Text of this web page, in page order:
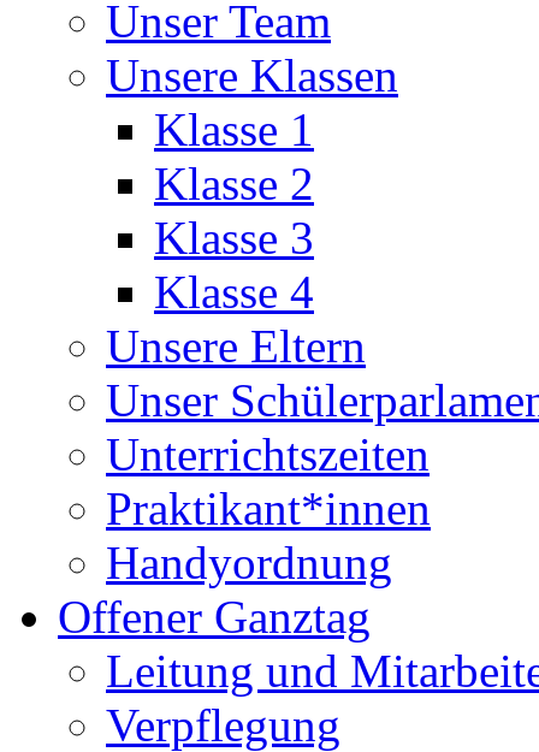
Unser Team
Unsere Klassen
Klasse 1
Klasse 2
Klasse 3
Klasse 4
Unsere Eltern
Unser
Unterrichtszeiten
Praktikant*innen
Handyordnung
Offener Ganztag
Leitung und
Verpflegung